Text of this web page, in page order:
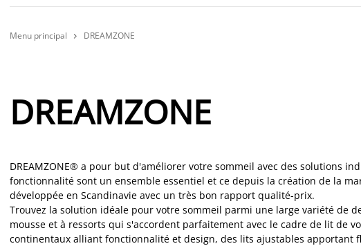
Menu principal  DREAMZONE
DREAMZONE
DREAMZONE® a pour but d'améliorer votre sommeil avec des solutions
fonctionnalité sont un ensemble essentiel et ce depuis la création de la
développée en Scandinavie avec un très bon rapport qualité-prix.
Trouvez la solution idéale pour votre sommeil parmi une large variété de
mousse et à ressorts qui s'accordent parfaitement avec le cadre de lit de
continentaux alliant fonctionnalité et design, des lits ajustables apportant